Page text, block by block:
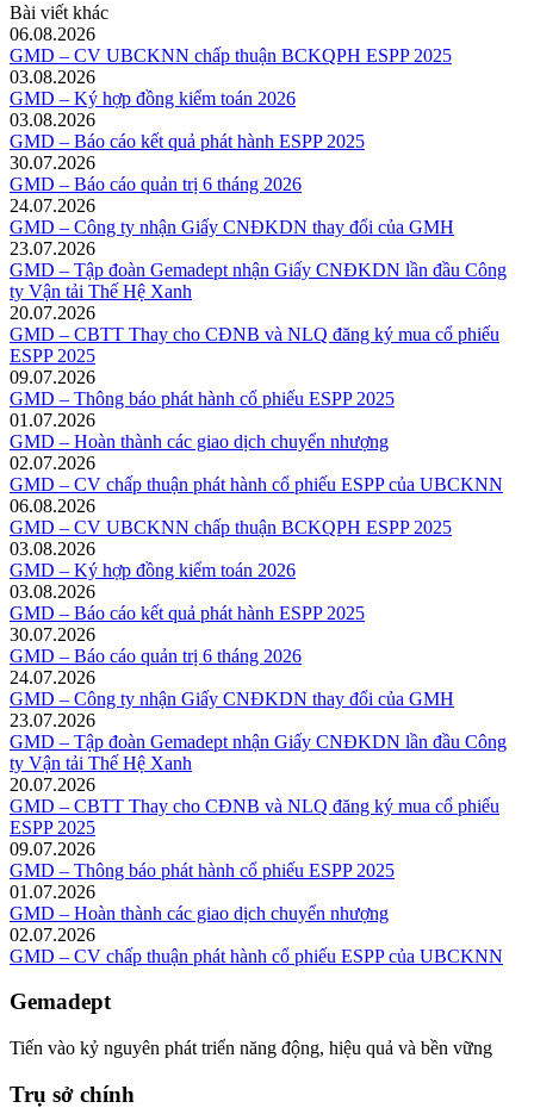
Bài viết khác
06.08.2026
GMD – CV UBCKNN chấp thuận BCKQPH ESPP 2025
03.08.2026
GMD – Ký hợp đồng kiểm toán 2026
03.08.2026
GMD – Báo cáo kết quả phát hành ESPP 2025
30.07.2026
GMD – Báo cáo quản trị 6 tháng 2026
24.07.2026
GMD – Công ty nhận Giấy CNĐKDN thay đổi của GMH
23.07.2026
GMD – Tập đoàn Gemadept nhận Giấy CNĐKDN lần đầu Công
ty Vận tải Thế Hệ Xanh
20.07.2026
GMD – CBTT Thay cho CĐNB và NLQ đăng ký mua cổ phiếu
ESPP 2025
09.07.2026
GMD – Thông báo phát hành cổ phiếu ESPP 2025
01.07.2026
GMD – Hoàn thành các giao dịch chuyển nhượng
02.07.2026
GMD – CV chấp thuận phát hành cổ phiếu ESPP của UBCKNN
06.08.2026
GMD – CV UBCKNN chấp thuận BCKQPH ESPP 2025
03.08.2026
GMD – Ký hợp đồng kiểm toán 2026
03.08.2026
GMD – Báo cáo kết quả phát hành ESPP 2025
30.07.2026
GMD – Báo cáo quản trị 6 tháng 2026
24.07.2026
GMD – Công ty nhận Giấy CNĐKDN thay đổi của GMH
23.07.2026
GMD – Tập đoàn Gemadept nhận Giấy CNĐKDN lần đầu Công
ty Vận tải Thế Hệ Xanh
20.07.2026
GMD – CBTT Thay cho CĐNB và NLQ đăng ký mua cổ phiếu
ESPP 2025
09.07.2026
GMD – Thông báo phát hành cổ phiếu ESPP 2025
01.07.2026
GMD – Hoàn thành các giao dịch chuyển nhượng
02.07.2026
GMD – CV chấp thuận phát hành cổ phiếu ESPP của UBCKNN
Gemadept
Tiến vào kỷ nguyên phát triển năng động, hiệu quả và bền vững
Trụ sở chính